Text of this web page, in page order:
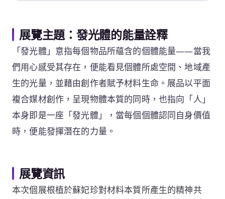
展覽主題：發光體的能量詮釋
「發光體」意指每個物品所蘊含的個體能量——當我
們用心感受其存在，便能看見個體所處空間、地域產
生的光量，並藉由創作者賦予材料生命。展品以平面
複合媒材創作，呈現物體本質的同時，也指向「人」
本身即是一座「發光體」，當每個個體認同自身價值
時，便能發揮潛在的力量。
展覽資訊
本次個展根植於蘇妃珍對材料本質所產生的精神共